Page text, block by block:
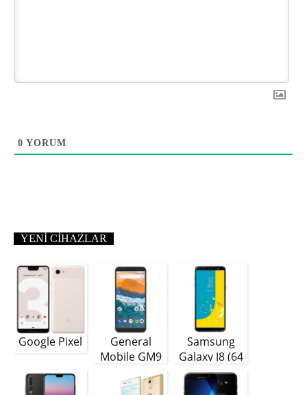
0 YORUM
YENI CIHAZLAR
Google Pixel
General
Mobile GM9
Samsung
Galaxy J8 (64
GB)